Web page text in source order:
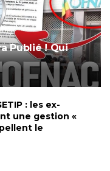
Publié ! Qui
: les ex-
une gestion «
le